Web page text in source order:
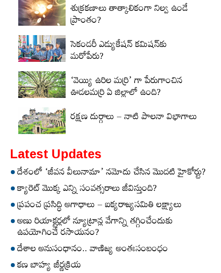
శుక్రకణాలు తాత్కాలికంగా నిల్వ ఉండే
ప్రాంతం?
సెకండరీ ఎడ్యుకేషన్‌ కమిషన్‌కు
మరోపేరు?
‘వెయ్యి ఉరిల మర్రి’ గా పేరుగాంచిన
ఊడలమర్రి ఏ జిల్లాలో ఉంది?
రక్షణ దుర్గాలు – నాటి పాలనా విభాగాలు
Latest Updates
దేశంలో ‘జీవన వీలునామా’ నమోదు చేసిన మొదటి హైకోర్టు?
క్యారెట్‌ మొక్క ఎన్ని సంవత్సరాలు జీవిస్తుంది?
ప్రపంచ ప్రసిద్ధి అగాధాలు – ఐక్యరాజ్యసమితి లక్ష్యాలు
అణు రియాక్టర్లలో న్యూట్రాన్ల వేగాన్ని తగ్గించేందుకు
ఉపయోగించే రసాయనం?
దేశాల అనుసంధానం.. వాణిజ్య అంతఃసంబంధం
కణ బాహ్య జీర్ణక్రియ